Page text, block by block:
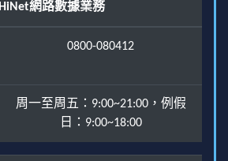
HiNet網路數據業務
0800-080412
周一至周五：9:00~21:00，例假
日：9:00~18:00